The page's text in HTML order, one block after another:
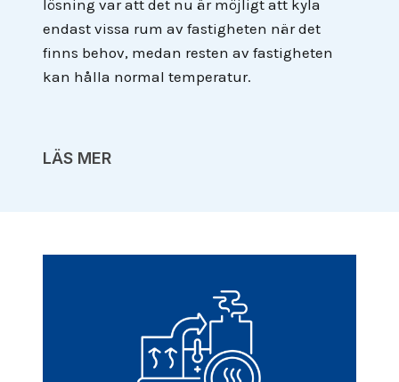
lösning var att det nu är möjligt att kyla
endast vissa rum av fastigheten när det
finns behov, medan resten av fastigheten
kan hålla normal temperatur.
LÄS MER